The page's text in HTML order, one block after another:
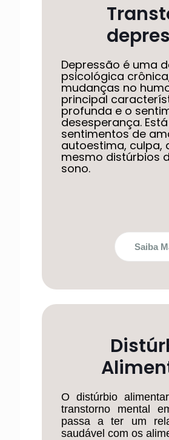
Depressão é uma
psicológica
mudanças no
principal
profunda e o
desesperança.
sentimentos de
autoestima, culpa,
mesmo distúrbios
sono.
Saiba
O distúrbio
transtorno mental
passa a ter um
saudável com os